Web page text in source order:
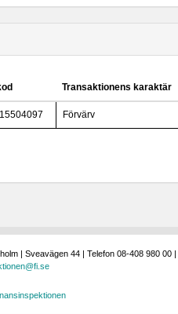
Transaktionens karaktär
Förvärv
| Sveavägen 44 | Telefon 08-408 980 00 |